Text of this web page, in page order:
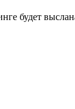
будет